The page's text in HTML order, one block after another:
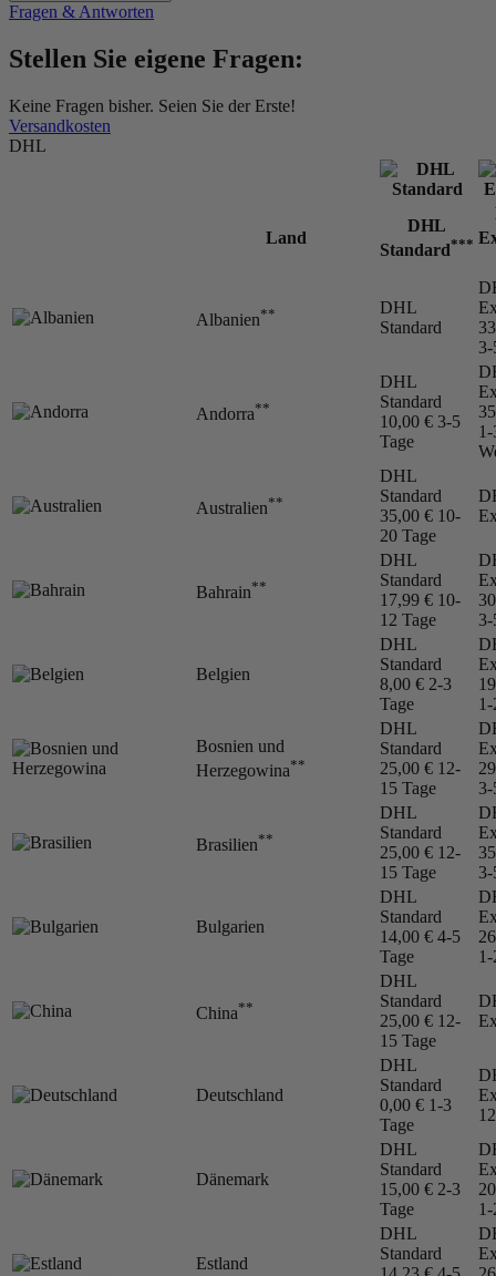
Fragen & Antworten
Stellen Sie eigene Fragen:
Keine Fragen bisher. Seien Sie der Erste!
Versandkosten
DHL
Land
DHL
Standard***
Albanien**
DHL
Standard
3-
Andorra**
DHL
Standard
10,00 € 3-5
Tage
1-
Australien**
DHL
Standard
35,00 € 10-
20 Tage
Bahrain**
DHL
Standard
17,99 € 10-
12 Tage
3-
Belgien
DHL
Standard
8,00 € 2-3
Tage
1-
Bosnien und
Herzegowina**
DHL
Standard
25,00 € 12-
15 Tage
3-
Brasilien**
DHL
Standard
25,00 € 12-
15 Tage
3-
Bulgarien
DHL
Standard
14,00 € 4-5
Tage
1-
China**
DHL
Standard
25,00 € 12-
15 Tage
Deutschland
DHL
Standard
0,00 € 1-3
Tage
Dänemark
DHL
Standard
15,00 € 2-3
Tage
1-
Estland
DHL
Standard